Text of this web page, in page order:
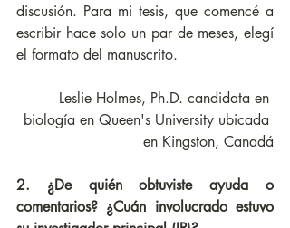
discusión. Para mi tesis, que comencé a
escribir hace solo un par de meses, elegí
el formato del manuscrito.
biología en Queen's University ubicada
en Kingston, Canadá
2. ¿De quién obtuviste ayuda o
comentarios? ¿Cuán involucrado estuvo